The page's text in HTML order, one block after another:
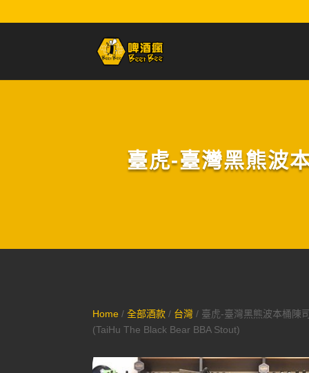
臺虎-臺灣黑熊波
Home /全部酒款 / 台灣 / 臺虎-臺灣黑熊波本桶陳
(TaiHu The Black Bear BBA Stout)